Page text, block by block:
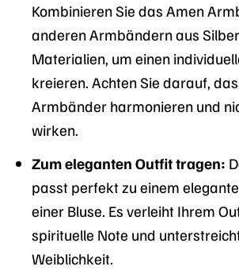
Kombinieren Sie das Amen
anderen Armbändern aus
Materialien, um einen
kreieren. Achten Sie darauf,
Armbänder harmonieren und
wirken.
Zum eleganten Outfit tragen:
passt perfekt zu einem
einer Bluse. Es verleiht Ihrem
spirituelle Note und
Weiblichkeit.